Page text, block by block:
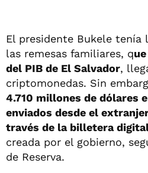
El presidente Bukele tenía
las remesas familiares, q
del PIB de El Salvador,
criptomonedas. Sin
4.710 millones de dólares
enviados desde el
través de la billetera
creada por el gobierno,
de Reserva.